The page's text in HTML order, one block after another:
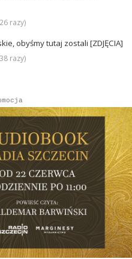
razy)
obyśmy tutaj zostali [ZDJĘCIA]
razy)